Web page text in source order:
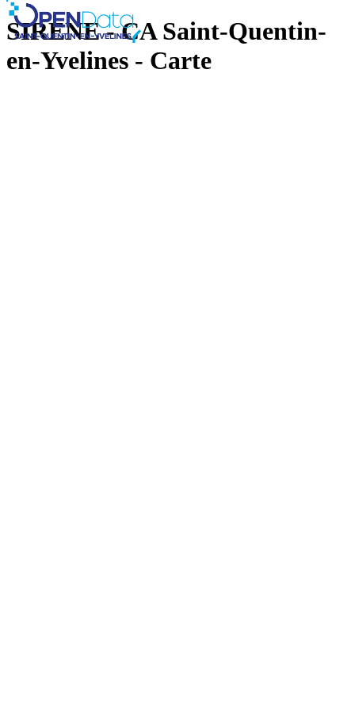
SIRENE - CA Saint-Quentin-
en-Yvelines - Carte